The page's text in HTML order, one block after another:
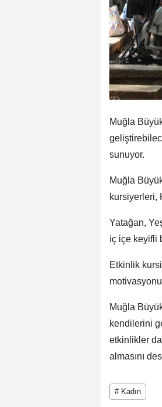
Muğla
sunuyor.
Muğla
kursiyerleri,
Yatağan,
iç içe keyifli
Etkinlik
Muğla
kendilerini
etkinlikler
almasını
# Kadın